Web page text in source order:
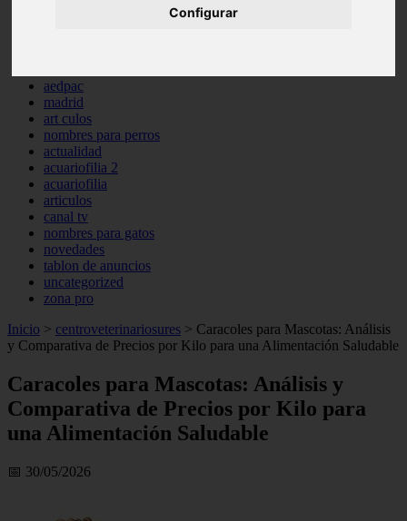
Configurar
aedpac
madrid
art culos
nombres para perros
actualidad
acuariofilia 2
acuariofilia
articulos
canal tv
nombres para gatos
novedades
tablon de anuncios
uncategorized
zona pro
Inicio > centroveterinariosures > Caracoles para Mascotas: Análisis
y Comparativa de Precios por Kilo para una Alimentación Saludable
Caracoles para Mascotas: Análisis y
Comparativa de Precios por Kilo para
una Alimentación Saludable
📅 30/05/2026